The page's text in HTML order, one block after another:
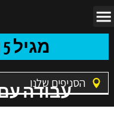
מגיל 5 ועד כיתה יב'
הסניפים שלנו
עבודה